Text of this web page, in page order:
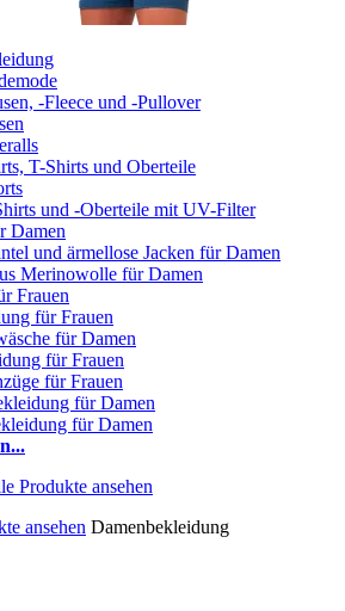
-Fleece und -Pullover
T-Shirts und Oberteile
und -Oberteile mit UV-Filter
Damen
und ärmellose Jacken für Damen
Merinowolle für Damen
Frauen
für Frauen
für Damen
für Frauen
für Frauen
für Damen
für Damen
ansehen Damenbekleidung